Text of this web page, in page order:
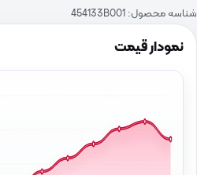
نمودار قیمت
شناسه محصول: 454133B001